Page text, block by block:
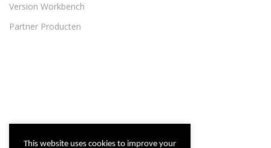
Version Workbench
Partner Producten
This website uses cookies to improve your